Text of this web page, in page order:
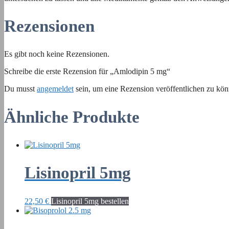
Rezensionen
Es gibt noch keine Rezensionen.
Schreibe die erste Rezension für „Amlodipin 5 mg“
Du musst angemeldet sein, um eine Rezension veröffentlichen zu
Ähnliche Produkte
Lisinopril 5mg
22,50 € Lisinopril 5mg bestellen